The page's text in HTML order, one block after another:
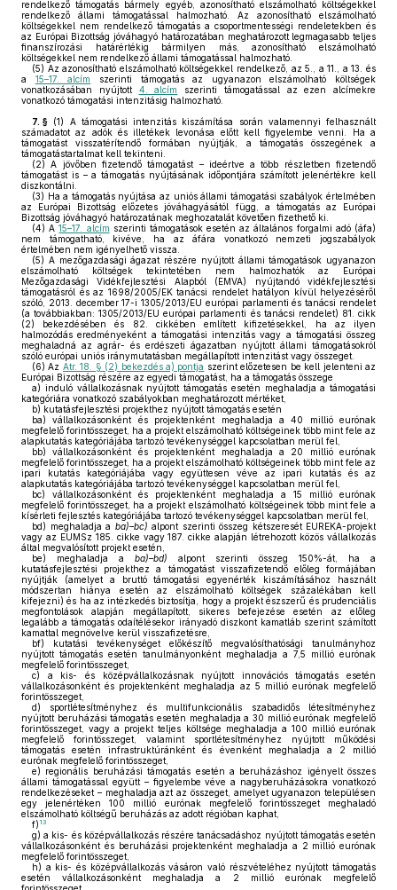
rendelkező támogatás bármely egyéb, azonosítható elszámolható költségekkel
rendelkező állami támogatással halmozható. Az azonosítható elszámolható
költségekkel nem rendelkező támogatás a csoportmentességi rendeletekben és
az Európai Bizottság jóváhagyó határozatában meghatározott legmagasabb teljes
finanszírozási határértékig bármilyen más, azonosítható elszámolható
költségekkel nem rendelkező állami támogatással halmozható.
(5) Az azonosítható elszámolható költségekkel rendelkező, az 5., a 11., a 13. és
a 15–17. alcím
szerinti támogatás az ugyanazon elszámolható költségek
vonatkozásában nyújtott 4. alcím
szerinti támogatással az ezen alcímekre
vonatkozó támogatási intenzitásig halmozható.
7. § (1)
A támogatási intenzitás kiszámítása során valamennyi felhasznált
számadatot az adók és illetékek levonása előtt kell figyelembe venni. Ha a
támogatást visszatérítendő formában nyújtják, a támogatás összegének a
támogatástartalmat kell tekinteni.
(2) A jövőben fizetendő támogatást – ideértve a több részletben fizetendő
támogatást is – a támogatás nyújtásának időpontjára számított jelenértékre kell
diszkontálni.
(3) Ha a támogatás nyújtása az uniós állami támogatási szabályok értelmében
az Európai Bizottság előzetes jóváhagyásától függ, a támogatás az Európai
Bizottság jóváhagyó határozatának meghozatalát követően fizethető ki.
(4) A15–17. alcím szerinti támogatások esetén az általános forgalmi adó (áfa)
nem támogatható, kivéve, ha az áfára vonatkozó nemzeti jogszabályok
értelmében nem igényelhető vissza.
(5) A mezőgazdasági ágazat részére nyújtott állami támogatások ugyanazon
elszámolható költségek tekintetében nem halmozhatók az Európai
Mezőgazdasági Vidékfejlesztési Alapból (EMVA) nyújtandó vidékfejlesztési
támogatásról és az 1698/2005/EK tanácsi rendelet hatályon kívül helyezéséről
szóló, 2013. december 17-i 1305/2013/EU európai parlamenti és tanácsi rendelet
(a továbbiakban: 1305/2013/EU európai parlamenti és tanácsi rendelet) 81. cikk
(2) bekezdésében és 82. cikkében említett kifizetésekkel, ha az ilyen
halmozódás eredményeként a támogatási intenzitás vagy a támogatási összeg
meghaladná az agrár- és erdészeti ágazatban nyújtott állami támogatásokról
szóló európai uniós iránymutatásban megállapított intenzitást vagy összeget.
(6) Az Atr. 18. § (2) bekezdés a) pontja szerint előzetesen be kell jelenteni az
Európai Bizottság részére az egyedi támogatást, ha a támogatás összege
a) induló vállalkozásnak nyújtott támogatás esetén meghaladja a támogatási
kategóriára vonatkozó szabályokban meghatározott mértéket,
b) kutatásfejlesztési projekthez nyújtott támogatás esetén
ba) vállalkozásonként és projektenként meghaladja a 40 millió eurónak
megfelelő forintösszeget, ha a projekt elszámolható költségeinek több mint fele az
alapkutatás kategóriájába tartozó tevékenységgel kapcsolatban merül fel,
bb) vállalkozásonként és projektenként meghaladja a 20 millió eurónak
megfelelő forintösszeget, ha a projekt elszámolható költségeinek több mint fele az
ipari kutatás kategóriájába vagy együttesen véve az ipari kutatás és az
alapkutatás kategóriájába tartozó tevékenységgel kapcsolatban merül fel,
bc) vállalkozásonként és projektenként meghaladja a 15 millió eurónak
megfelelő forintösszeget, ha a projekt elszámolható költségeinek több mint fele a
kísérleti fejlesztés kategóriájába tartozó tevékenységgel kapcsolatban merül fel,
bd) meghaladja a ba)–bc) alpont szerinti összeg kétszeresét EUREKA-projekt
vagy az EUMSz 185. cikke vagy 187. cikke alapján létrehozott közös vállalkozás
által megvalósított projekt esetén,
be) meghaladja a ba)–bd) alpont szerinti összeg 150%-át, ha a
kutatásfejlesztési projekthez a támogatást visszafizetendő előleg formájában
nyújtják (amelyet a bruttó támogatási egyenérték kiszámításához használt
módszertan hiánya esetén az elszámolható költségek százalékában kell
kifejezni) és ha az intézkedés biztosítja, hogy a projekt észszerű és prudenciális
megfontolások alapján megállapított, sikeres befejezése esetén az előleg
legalább a támogatás odaítélésekor irányadó diszkont kamatláb szerint számított
kamattal megnövelve kerül visszafizetésre,
bf) kutatási tevékenységet előkészítő megvalósíthatósági tanulmányhoz
nyújtott támogatás esetén tanulmányonként meghaladja a 7,5 millió eurónak
megfelelő forintösszeget,
c) a kis- és középvállalkozásnak nyújtott innovációs támogatás esetén
vállalkozásonként és projektenként meghaladja az 5 millió eurónak megfelelő
forintösszeget,
d) sportlétesítményhez és multifunkcionális szabadidős létesítményhez
nyújtott beruházási támogatás esetén meghaladja a 30 millió eurónak megfelelő
forintösszeget, vagy a projekt teljes költsége meghaladja a 100 millió eurónak
megfelelő forintösszeget, valamint sportlétesítményhez nyújtott működési
támogatás esetén infrastruktúránként és évenként meghaladja a 2 millió
eurónak megfelelő forintösszeget,
e) regionális beruházási támogatás esetén a beruházáshoz igényelt összes
állami támogatással együtt – figyelembe véve a nagyberuházásokra vonatkozó
rendelkezéseket – meghaladja azt az összeget, amelyet ugyanazon településen
egy jelenértéken 100 millió eurónak megfelelő forintösszeget meghaladó
elszámolható költségű beruházás az adott régióban kaphat,
f) 13
g) a kis- és középvállalkozás részére tanácsadáshoz nyújtott támogatás esetén
vállalkozásonként és beruházási projektenként meghaladja a 2 millió eurónak
megfelelő forintösszeget,
h) a kis- és középvállalkozás vásáron való részvételéhez nyújtott támogatás
esetén vállalkozásonként meghaladja a 2 millió eurónak megfelelő